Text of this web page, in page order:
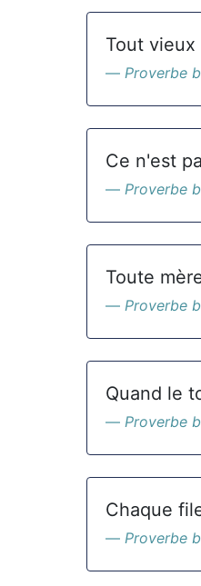
Tout
Proverbe
Ce n'est
Proverbe
Toute
Proverbe
Quand le
Proverbe
Chaque
Proverbe